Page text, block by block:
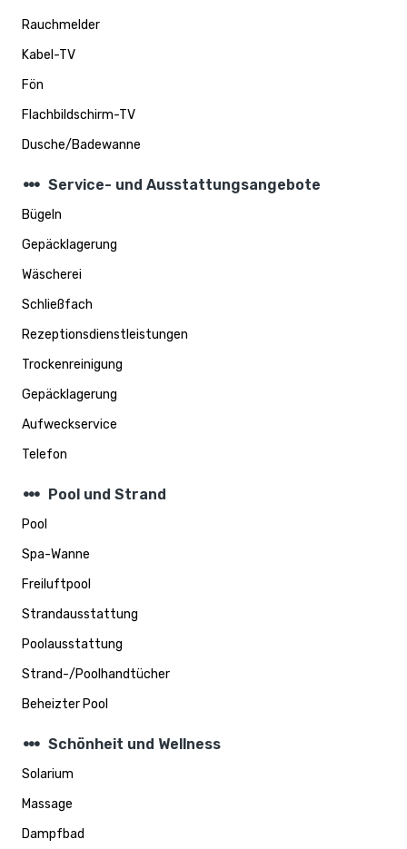
Rauchmelder
Kabel-TV
Fön
Flachbildschirm-TV
Dusche/Badewanne
steppers Service- und Ausstattungsangebote
Bügeln
Gepäcklagerung
Wäscherei
Schließfach
Rezeptionsdienstleistungen
Trockenreinigung
Gepäcklagerung
Aufweckservice
Telefon
steppers Pool und Strand
Pool
Spa-Wanne
Freiluftpool
Strandausstattung
Poolausstattung
Strand-/Poolhandtücher
Beheizter Pool
steppers Schönheit und Wellness
Solarium
Massage
Dampfbad